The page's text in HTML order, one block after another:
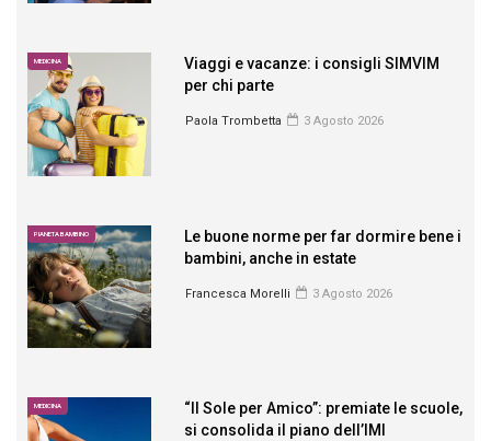
MEDICINA
Viaggi e vacanze: i consigli SIMVIM
per chi parte
Paola Trombetta 3 Agosto 2026
PIANETA BAMBINO
Le buone norme per far dormire bene i
bambini, anche in estate
Francesca Morelli 3 Agosto 2026
MEDICINA
“Il Sole per Amico”: premiate le scuole,
si consolida il piano dell’IMI